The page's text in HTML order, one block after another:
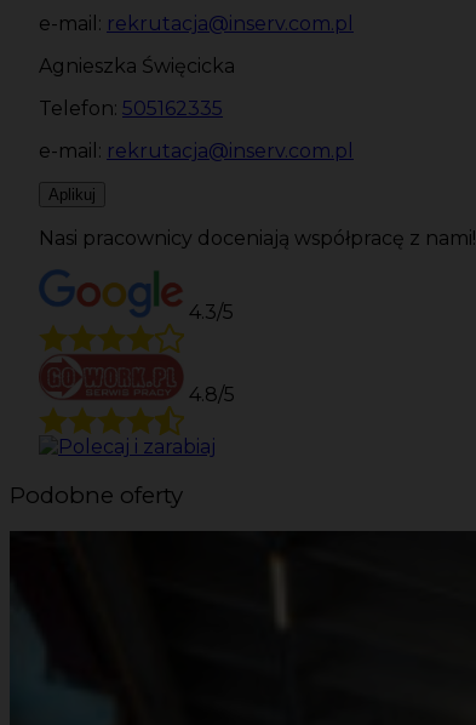
e-mail: rekrutacja@inserv.com.pl
Agnieszka Święcicka
Telefon: 505162335
e-mail: rekrutacja@inserv.com.pl
Aplikuj
Nasi pracownicy doceniają współpracę z nami!
4.3/5
4.8/5
Podobne oferty